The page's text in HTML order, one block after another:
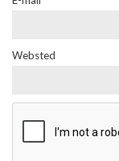
Websted